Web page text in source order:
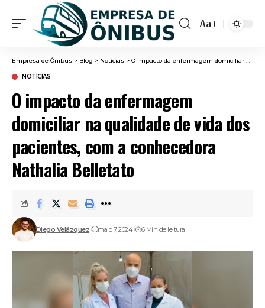
Font
Aa
Empresa de Ônibus > Blog > Notícias > O impacto da enfermagem domiciliar na qualidade de vida dos pacientes, com a conhecedora Nathalia Belletato
NOTÍCIAS
O impacto da enfermagem
domiciliar na qualidade de vida dos
pacientes, com a conhecedora
Nathalia Belletato
Diego Velázquez maio 7, 2024 6 Min de leitura